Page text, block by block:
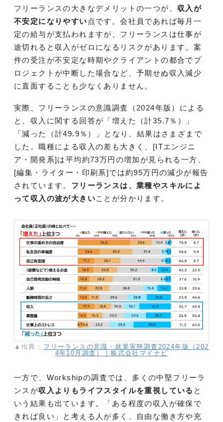
フリーランスの大きなデメリットの一つが、 収入が
不安定になりやすい 点です。会社員であれば毎月一
定の給与が支払われますが、フリーランスは仕事が
途切れると収入がゼロになるリスクがあります。案
件の受注が不安定な時期やクライアントの都合でプ
ロジェクトが中断した場合など、予期せぬ収入減少
に直面することも少なくありません。
実際、フリーランスの意識調査（2024年版）による
と、収入に関する回答が「増えた（計35.7％）」
「減った（計49.9％）」となり、結果はさまざまで
した。職種による収入の差も大きく、[ITエンジニ
ア・開発系]は平均約73万円の増加が見られる一方、
[編集・ライター・印刷系]では約95万円の減少が報告
されています。 フリーランスは、業種やスキルによ
って収入の波が大きいことが分かります。
▲出典： フリーランスの意識・就業実態調査2024年版（202
4年10月調査）｜株式会社マイナビ
一方で、Workshipの調査では、多くの中堅フリーラ
ンスが収入よりもライフスタイルを重視している と
いう結果も出ています。「ある程度の収入が確保で
きれば良い」と考える人が多く、自由な働き方や充